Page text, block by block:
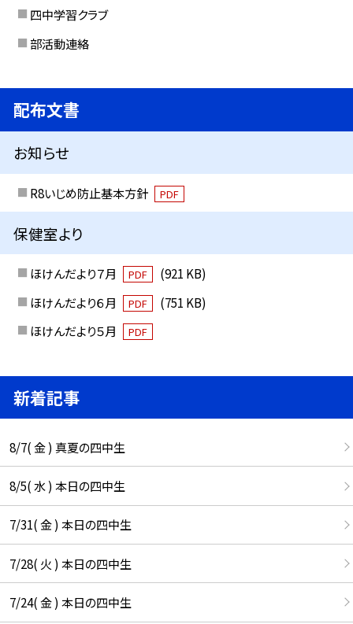
四中学習クラブ
部活動連絡
配布文書
お知らせ
R8いじめ防止基本方針 PDF
保健室より
ほけんだより７月 PDF
(921 KB)
ほけんだより６月
PDF
(751 KB)
ほけんだより５月
PDF
新着記事
8/7( 金 ) 真夏の四中生
8/5( 水 ) 本日の四中生
7/31( 金 ) 本日の四中生
7/28( 火 ) 本日の四中生
7/24( 金 ) 本日の四中生